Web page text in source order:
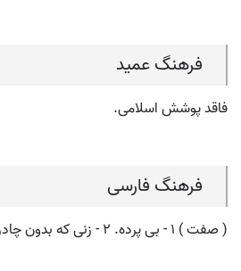
فرهنگ عمید
فاقد پوشش اسلامی.
فرهنگ فارسی
( صفت ) ۱ - بی پرده. ۲ - زنی که بدون چادر و نقاب بیرون آید.